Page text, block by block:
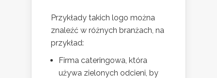
Przykłady takich logo można
znaleźć w różnych branżach, na
przykład:
Firma cateringowa, która
używa zielonych odcieni, by